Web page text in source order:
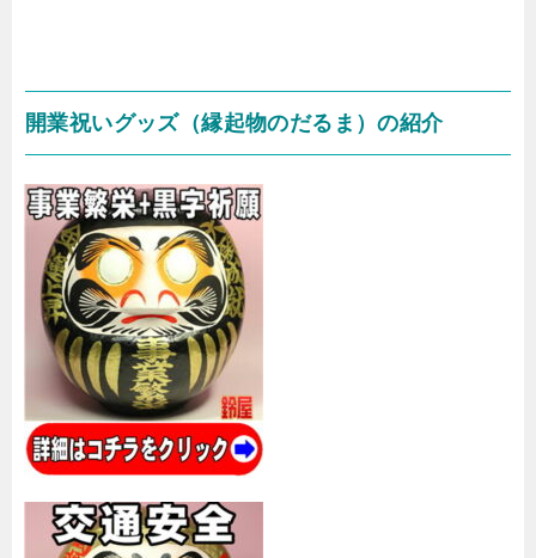
開業祝いグッズ（縁起物のだるま）の紹介